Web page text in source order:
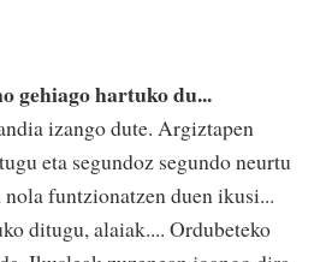
gehiago hartuko du...
izango dute. Argiztapen
eta segundoz segundo neurtu
funtzionatzen duen ikusi...
ditugu, alaiak.... Ordubeteko